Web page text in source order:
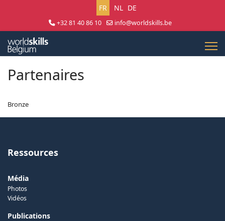
Sélectionnez votre langue
FR NL DE
+32 81 40 86 10
info@worldskills.be
Partenaires
Bronze
Ressources
Média
Photos
Vidéos
Publications